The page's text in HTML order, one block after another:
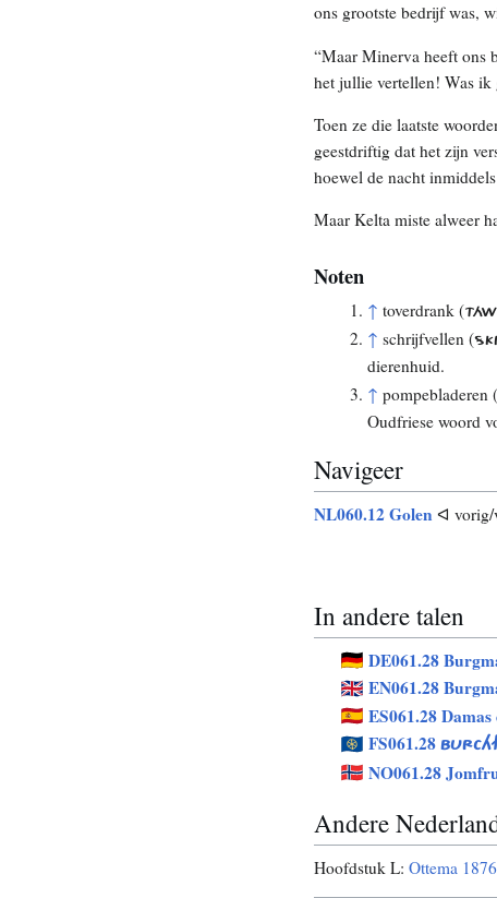
ons grootste bedrijf was,
“Maar Minerva heeft ons
het jullie vertellen! Was ik
Toen ze die laatste
geestdriftig dat het zijn
hoewel de nacht
Maar Kelta miste alweer
Noten
↑ toverdrank (
↑ schrijfvellen (
dierenhuid.
↑ pompebladeren
Oudfriese woord
Navigeer
NL060.12 Golen ᐊ vorig/
In andere talen
DE061.28
EN061.28
ES061.28
FS061.28
NO061.28
Andere
Hoofdstuk L: Ottema 1876